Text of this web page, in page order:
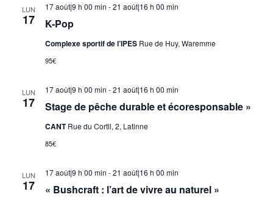
LUN
17 K-Pop
17 août|9 h 00 min -21 août|16 h 00 min
Complexe sportif de l’IPES Rue de Huy, Waremme
95€
LUN
17 Stage de pêche durable et écoresponsable »
17 août|9 h 00 min -21 août|16 h 00 min
CANTRue du Cortil, 2, Latinne
85€
LUN
17 « Bushcraft : l’art de vivre au naturel »
17 août|9 h 00 min -21 août|16 h 00 min